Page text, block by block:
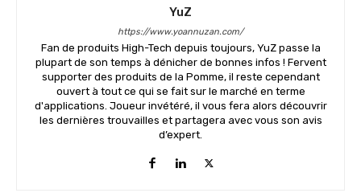
YuZ
https://www.yoannuzan.com/
Fan de produits High-Tech depuis toujours, YuZ passe la
plupart de son temps à dénicher de bonnes infos ! Fervent
supporter des produits de la Pomme, il reste cependant
ouvert à tout ce qui se fait sur le marché en terme
d'applications. Joueur invétéré, il vous fera alors découvrir
les dernières trouvailles et partagera avec vous son avis
d’expert.